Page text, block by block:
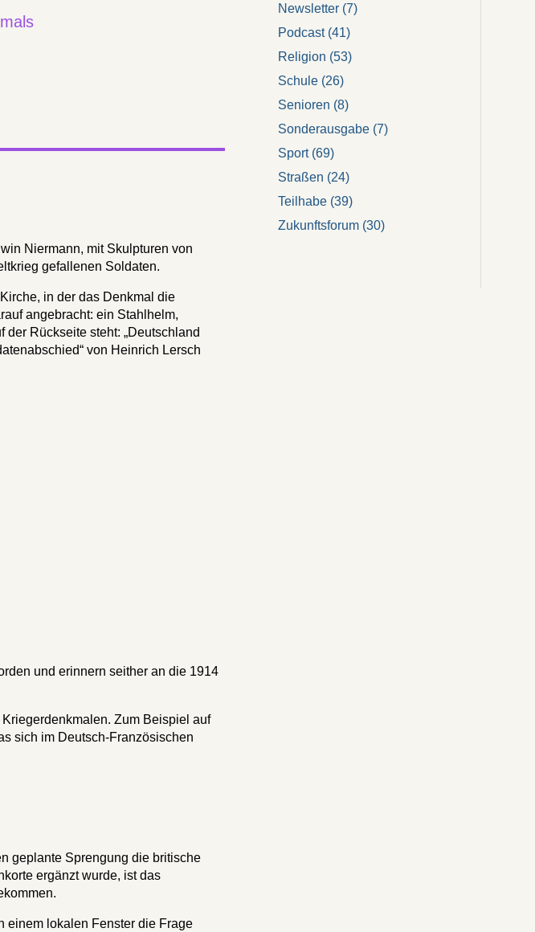
Niermann, mit Skulpturen von
gefallenen Soldaten.
in der das Denkmal die
angebracht: ein Stahlhelm,
Rückseite steht: „Deutschland
von Heinrich Lersch
und erinnern seither an die 1914
Zum Beispiel auf
sich im Deutsch-Französischen
geplante Sprengung die britische
ergänzt wurde, ist das
einem lokalen Fenster die Frage
Newsletter (7)
Podcast(41)
Religion (53)
Schule (26)
Senioren (8)
Sonderausgabe (7)
Sport(69)
Straßen (24)
Teilhabe (39)
Zukunftsforum (30)